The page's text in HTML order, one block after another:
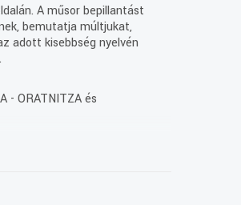
A műsor bepillantást
bemutatja múltjukat,
adott kisebbség nyelvén
- ORATNITZA és
versei. A lemezbemutatónak